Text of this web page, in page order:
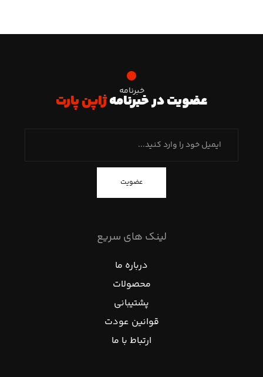
خبرنامه
عضویت در خبرنامهژاپن پارت
عضویت
لینک های سریع
درباره ما
محصولات
پشتیبانی
قوانین عودت
ارتباط با ما